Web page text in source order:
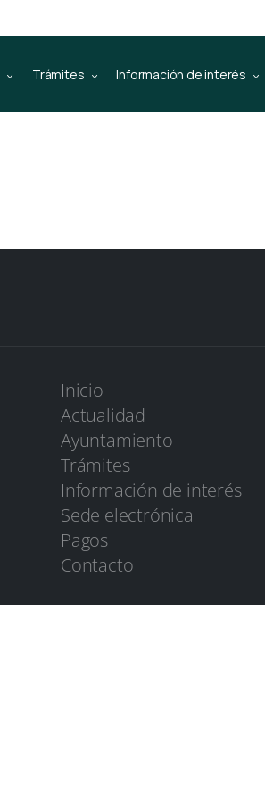
Trámites Información de interés
Inicio
Actualidad
Ayuntamiento
Trámites
Información de interés
Sede electrónica
Pagos
Contacto